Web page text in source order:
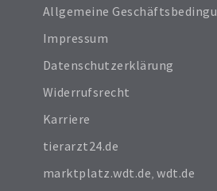
Allgemeine
Impressum
Datenschutzerklärung
Widerrufsrecht
Karriere
tierarzt24.de
marktplatz.wdt.de,wdt.de